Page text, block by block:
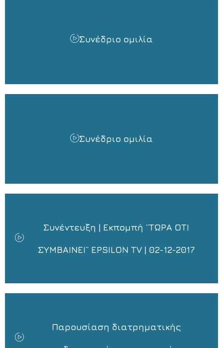
Συνέδριο ομιλία
Συνέδριο ομιλία
Συνέντευξη | Εκπομπή ¨ΤΩΡΑ ΟΤΙ
ΣΥΜΒΑΙΝΕΙ¨ EPSILON TV | 02-12-2017
Παρουσίαση διατρηματικής